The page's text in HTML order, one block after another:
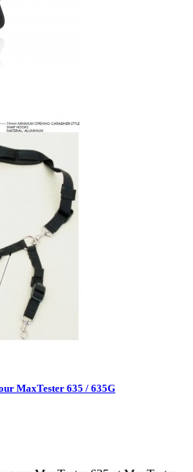
MaxTester 635 / 635G